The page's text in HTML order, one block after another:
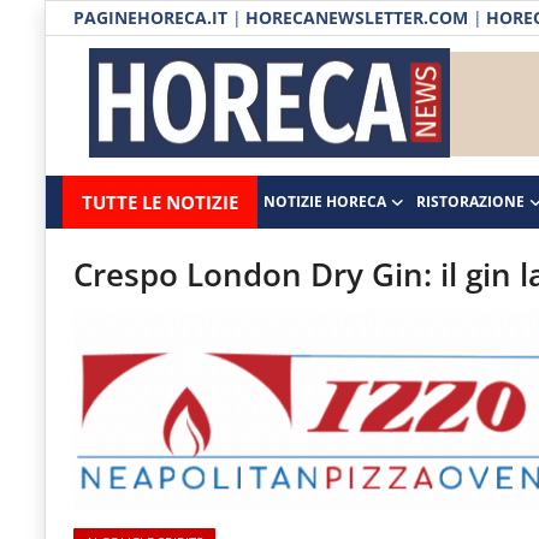
PAGINEHORECA.IT | HORECANEWSLETTER.COM |
Horecanews.it
-
Notizie
Horeca
Il
del
canale
Horeca
e
del
TUTTE LE NOTIZIE NOTIZIE HORECA RISTORAZIONE
Notizie HORECA
Ristorazione
Ospitalità
Prodotti | Dispensa Horeca
Eventi
RUBRICHE
Crespo London Dry Gin: il